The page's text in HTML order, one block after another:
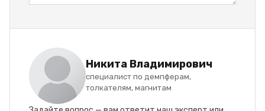
Никита Владимирович
специалист по демпферам,
толкателям, магнитам